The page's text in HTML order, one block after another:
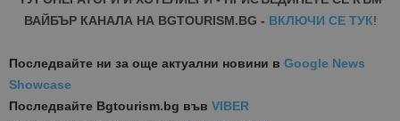
ВАЙБЪР КАНАЛА НА BGTOURISM.BG - ВКЛЮЧИ СЕ ТУК!
Последвайте ни за още актуални новини в Google News
Showcase
Последвайте Bgtourism.bg във VIBER